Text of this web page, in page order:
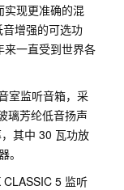
现更准确的混
增强的可选功
来一直受到世界各
室监听音箱，采
璃芳纶低音扬声
其中 30 瓦功放
。
5 监听